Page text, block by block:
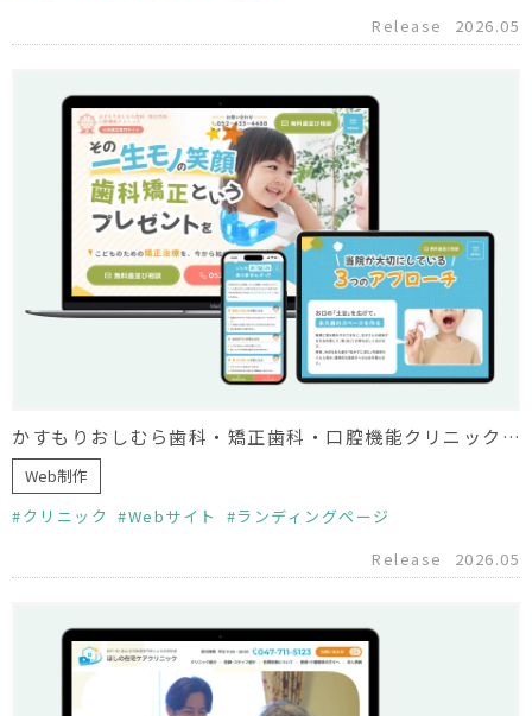
Release
2026.05
かすもりおしむら歯科・矯正歯科・口腔機能クリニック様 小児矯正LP制作
Web制作
クリニック
Webサイト
ランディングページ
Release
2026.05